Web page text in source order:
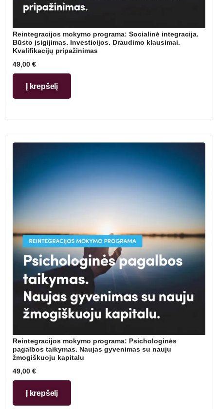
Reintegracijos mokymo programa: Socialinė integracija.
Būsto įsigijimas. Investicijos. Draudimo klausimai.
Kvalifikacijų pripažinimas
49,00 €
Į krepšelį
Reintegracijos mokymo programa: Psichologinės
pagalbos taikymas. Naujas gyvenimas su nauju
žmogiškuoju kapitalu
49,00 €
Į krepšelį